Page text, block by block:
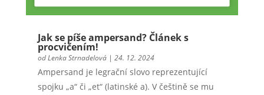
Jak se píše ampersand? Článek s
procvičením!
odLenka Strnadelová| 24. 12. 2024
Ampersand je legrační slovo reprezentující
spojku „a“ či „et“ (latinské a). V češtině se mu